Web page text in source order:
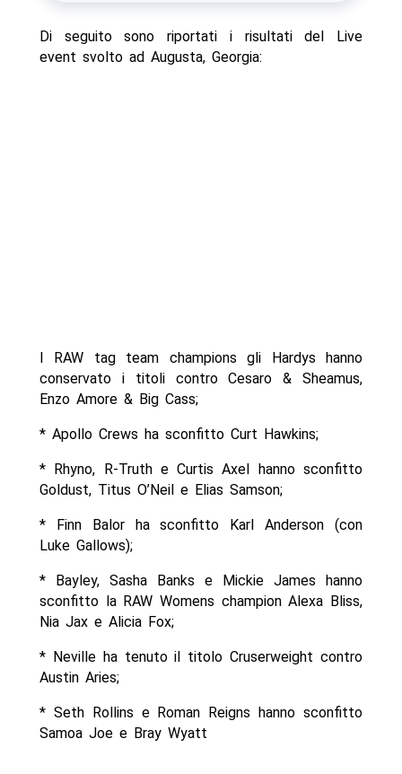
Di seguito sono riportati i risultati del Live
event svolto ad Augusta, Georgia:
I RAW tag team champions gli Hardys hanno
conservato i titoli contro Cesaro & Sheamus,
Enzo Amore & Big Cass;
* Apollo Crews ha sconfitto Curt Hawkins;
* Rhyno, R-Truth e Curtis Axel hanno sconfitto
Goldust, Titus O’Neil e Elias Samson;
* Finn Balor ha sconfitto Karl Anderson (con
Luke Gallows);
* Bayley, Sasha Banks e Mickie James hanno
sconfitto la RAW Womens champion Alexa Bliss,
Nia Jax e Alicia Fox;
* Neville ha tenuto il titolo Cruserweight contro
Austin Aries;
* Seth Rollins e Roman Reigns hanno sconfitto
Samoa Joe e Bray Wyatt